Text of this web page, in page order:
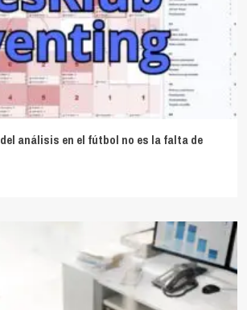
análisis en el fútbol no es la falta de